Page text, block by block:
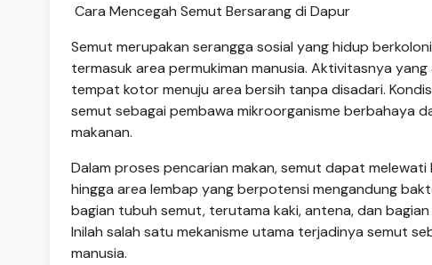
Cara Mencegah Semut Bersarang di Dapur
Semut merupakan serangga sosial yang hidup
termasuk area permukiman manusia. Aktivitasnya
tempat kotor menuju area bersih tanpa disadari.
semut sebagai pembawa mikroorganisme berbahaya
makanan.
Dalam proses pencarian makan, semut dapat
hingga area lembap yang berpotensi mengandung
bagian tubuh semut, terutama kaki, antena, dan
Inilah salah satu mekanisme utama terjadinya semut
manusia.